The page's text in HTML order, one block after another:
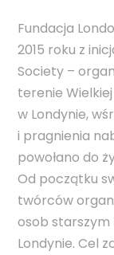
Fundacja
2015 roku z
Society –
terenie Wielkiej
w Londynie,
i pragnienia
powołano do
Od początku
twórców
osob starszym
Londynie. Cel